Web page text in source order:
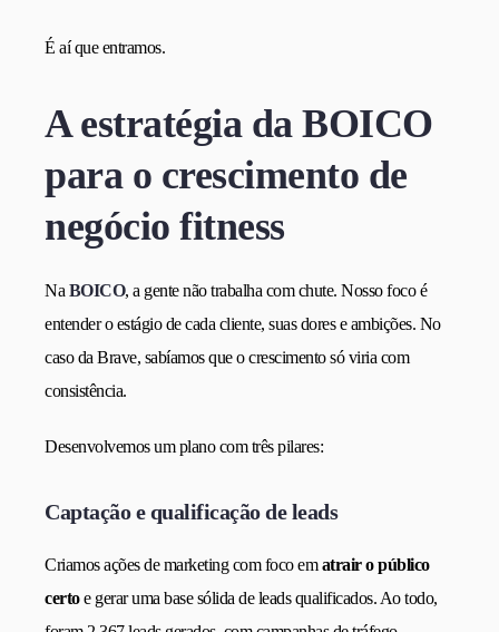
É aí que entramos.
A estratégia da BOICO
para o crescimento de
negócio fitness
Na BOICO, a gente não trabalha com chute. Nosso foco é
entender o estágio de cada cliente, suas dores e ambições. No
caso da Brave, sabíamos que o crescimento só viria com
consistência.
Desenvolvemos um plano com três pilares:
Captação e qualificação de leads
Criamos ações de marketing com foco ematrair o público
certoe gerar uma base sólida de leads qualificados. Ao todo,